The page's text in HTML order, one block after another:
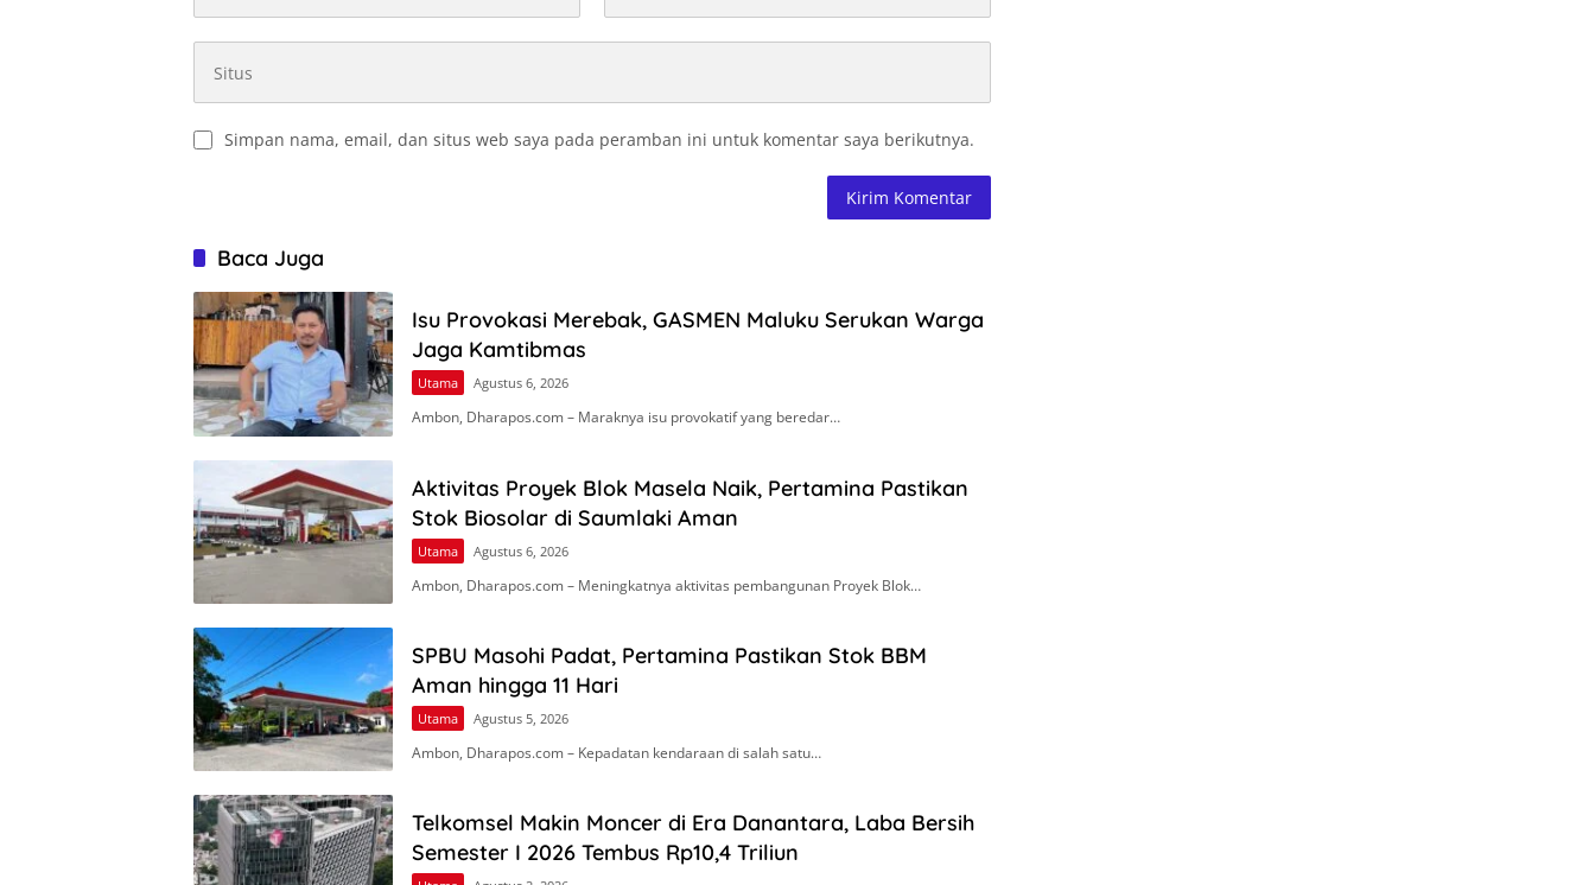
Simpan nama, email, dan situs web saya pada peramban ini untuk komentar saya berikutnya.
Baca Juga
Isu Provokasi Merebak, GASMEN Maluku Serukan Warga
Jaga Kamtibmas
Utama Agustus 6, 2026
Ambon, Dharapos.com – Maraknya isu provokatif yang beredar…
Aktivitas Proyek Blok Masela Naik, Pertamina Pastikan
Stok Biosolar di Saumlaki Aman
Utama Agustus 6, 2026
Ambon, Dharapos.com – Meningkatnya aktivitas pembangunan Proyek Blok…
SPBU Masohi Padat, Pertamina Pastikan Stok BBM
Aman hingga 11 Hari
Utama Agustus 5, 2026
Ambon, Dharapos.com – Kepadatan kendaraan di salah satu…
Telkomsel Makin Moncer di Era Danantara, Laba Bersih
Semester I 2026 Tembus Rp10,4 Triliun